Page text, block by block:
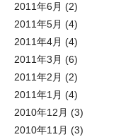
2011年6月 (2)
2011年5月 (4)
2011年4月 (4)
2011年3月 (6)
2011年2月 (2)
2011年1月 (4)
2010年12月 (3)
2010年11月 (3)